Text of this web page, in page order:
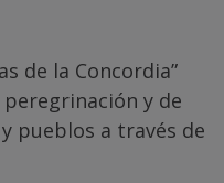
de la Concordia”
y de
pueblos a través de